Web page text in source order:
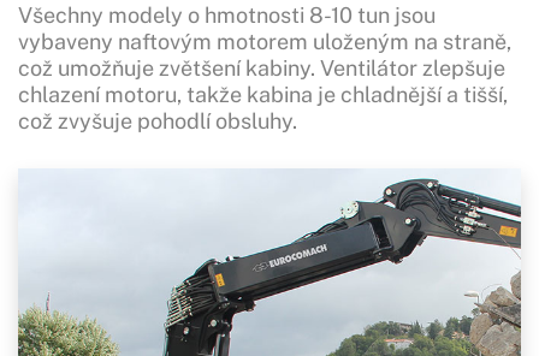
Všechny modely o hmotnosti 8-10 tun jsou
vybaveny naftovým motorem uloženým na straně,
což umožňuje zvětšení kabiny. Ventilátor zlepšuje
chlazení motoru, takže kabina je chladnější a tišší,
což zvyšuje pohodlí obsluhy.